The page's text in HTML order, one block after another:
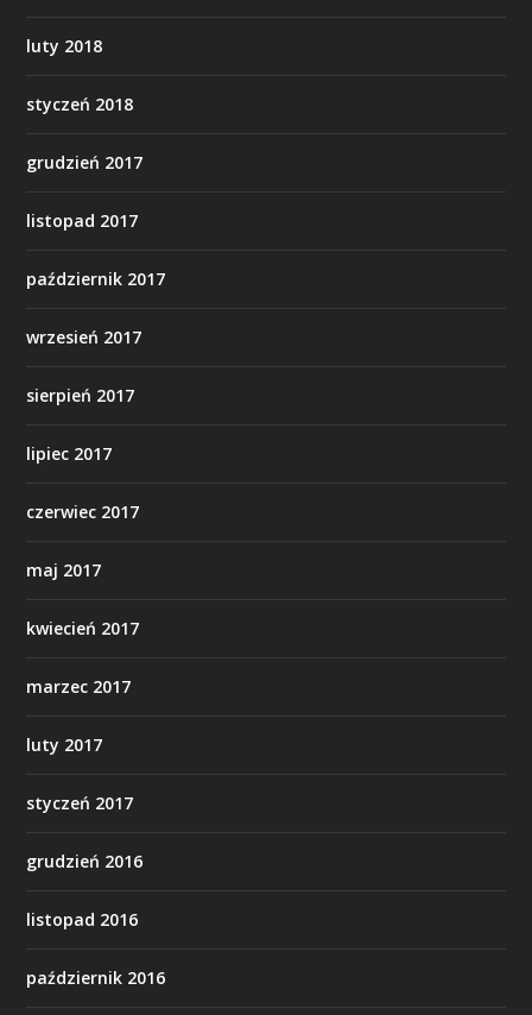
luty 2018
styczeń 2018
grudzień 2017
listopad 2017
październik 2017
wrzesień 2017
sierpień 2017
lipiec 2017
czerwiec 2017
maj 2017
kwiecień 2017
marzec 2017
luty 2017
styczeń 2017
grudzień 2016
listopad 2016
październik 2016